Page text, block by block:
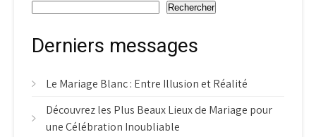
Rechercher
Derniers messages
Le Mariage Blanc : Entre Illusion et Réalité
Découvrez les Plus Beaux Lieux de Mariage pour
une Célébration Inoubliable